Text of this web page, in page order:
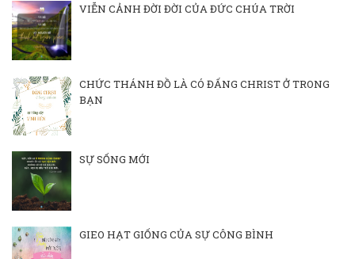
VIỄN CẢNH ĐỜI ĐỜI CỦA ĐỨC CHÚA TRỜI
CHỨC THÁNH ĐỒ LÀ CÓ ĐẤNG CHRIST Ở TRONG
BẠN
SỰ SỐNG MỚI
GIEO HẠT GIỐNG CỦA SỰ CÔNG BÌNH